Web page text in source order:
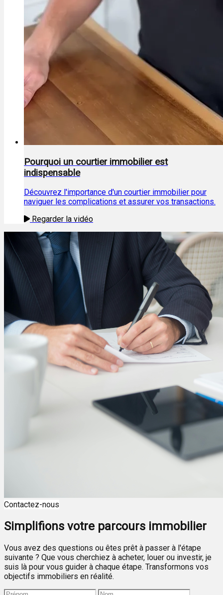
Pourquoi un courtier immobilier est
indispensable
Découvrez l'importance d'un courtier immobilier pour
naviguer les complications et assurer vos transactions.
Regarder la vidéo
Contactez-nous
Simplifions votre parcours immobilier
Vous avez des questions ou êtes prêt à passer à l'étape
suivante ? Que vous cherchiez à acheter, louer ou investir, je
suis là pour vous guider à chaque étape. Transformons vos
objectifs immobiliers en réalité.